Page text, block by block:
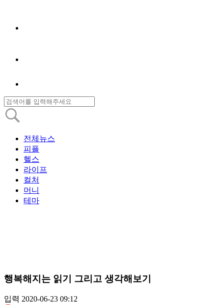
전체뉴스
피플
헬스
라이프
컬처
머니
테마
행복해지는 읽기 그리고 생각해보기
입력 2020-06-23 09:12